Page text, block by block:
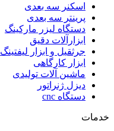
اسکنر سه بعدی
پرینتر سه بعدی
دستگاه لیزر مارکینگ
ابزارآلات دقیق
جرثقیل و ابزار لیفتینگ
ابزار کارگاهی
ماشین آلات تولیدی
دیزل ژنراتور
دستگاه cnc
خدمات